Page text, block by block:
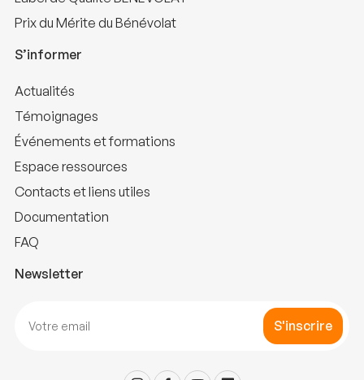
Prix du Mérite du Bénévolat
S’informer
Actualités
Témoignages
Événements et formations
Espace ressources
Contacts et liens utiles
Documentation
FAQ
Newsletter
S'inscrire